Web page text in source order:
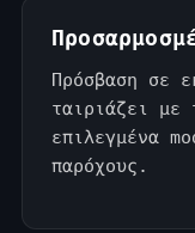
Πρόσβαση σε
ταιριάζει με
επιλεγμένα
παρόχους.